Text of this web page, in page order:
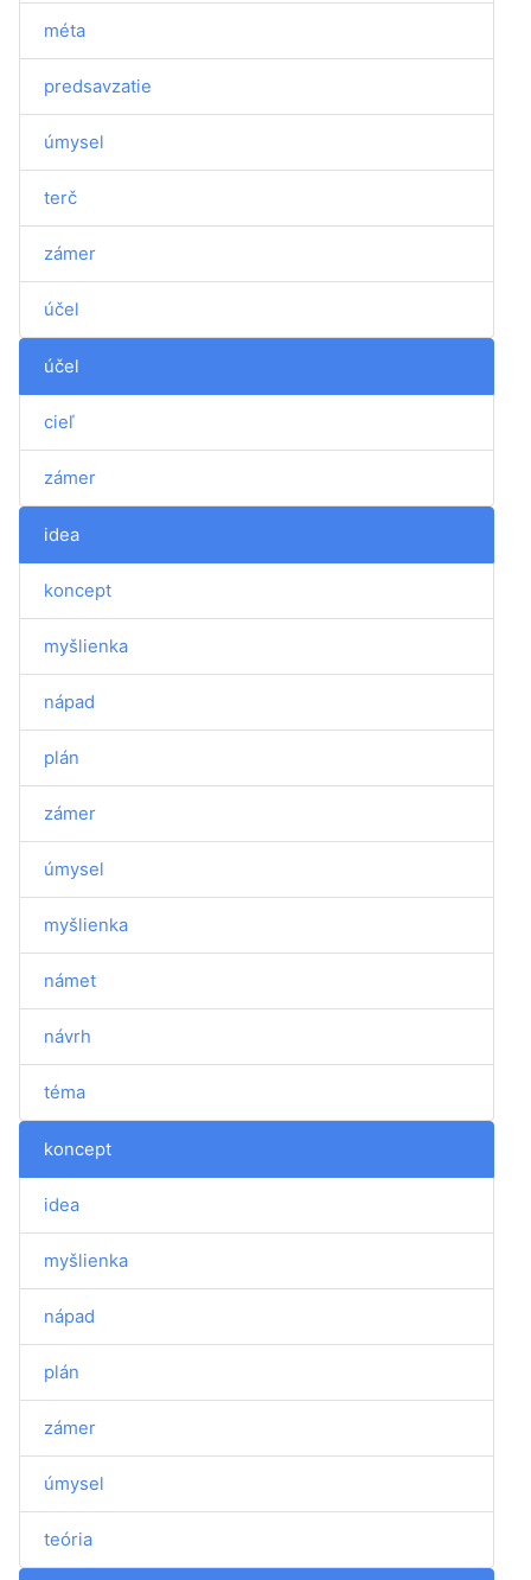
méta
predsavzatie
úmysel
terč
zámer
účel
účel
cieľ
zámer
idea
koncept
myšlienka
nápad
plán
zámer
úmysel
myšlienka
námet
návrh
téma
koncept
idea
myšlienka
nápad
plán
zámer
úmysel
teória